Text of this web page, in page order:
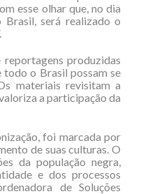
esse olhar que, no dia
Brasil, será realizado o
produzidas
o Brasil possam se
materiais revisitam a
a participação da
foi marcada por
de suas culturas. O
da população negra,
e dos processos
de Soluções